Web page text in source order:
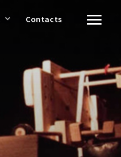
Contacts